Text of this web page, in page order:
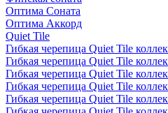
Оптима Соната
Оптима Аккорд
Quiet Tile
Гибкая черепица Quiet Tile
Гибкая черепица Quiet Tile
Гибкая черепица Quiet Tile
Гибкая черепица Quiet Tile
Гибкая черепица Quiet Tile